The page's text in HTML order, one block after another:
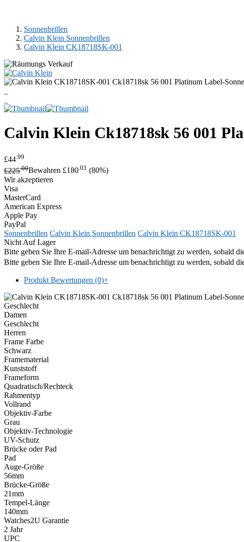
Sonnenbrillen
Calvin Klein Sonnenbrillen
Calvin Klein CK18718SK-001
Calvin Klein Ck18718sk 56 001
£44 .99
£225.00Bewahren £180.01 (80%)
Wir akzeptieren
Visa
MasterCard
American Express
Apple Pay
PayPal
Sonnenbrillen Calvin Klein Sonnenbrillen Calvin Klein CK18718SK-001
Nicht Auf Lager
Bitte geben Sie Ihre E-mail-Adresse um benachrichtigt zu werden, sobald
Bitte geben Sie Ihre E-mail-Adresse um benachrichtigt zu werden, sobald
Produkt Bewertungen (0)+
Geschlecht
Damen
Geschlecht
Herren
Frame Farbe
Schwarz
Framematerial
Kunststoff
Frameform
Quadratisch/Rechteck
Rahmentyp
Vollrand
Objektiv-Farbe
Grau
Objektiv-Technologie
UV-Schutz
Brücke oder Pad
Pad
Auge-Größe
56mm
Brücke-Größe
21mm
Tempel-Länge
140mm
Watches2U Garantie
2 Jahr
UPC